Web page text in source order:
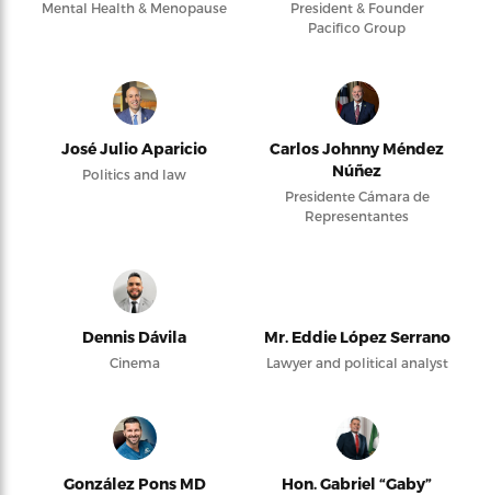
Mental Health & Menopause
President & Founder
Pacifico Group
José Julio Aparicio
Politics and law
Carlos Johnny Méndez
Núñez
Presidente Cámara de
Representantes
Dennis Dávila
Cinema
Mr. Eddie López Serrano
Lawyer and political analyst
González Pons MD
Hon. Gabriel “Gaby”